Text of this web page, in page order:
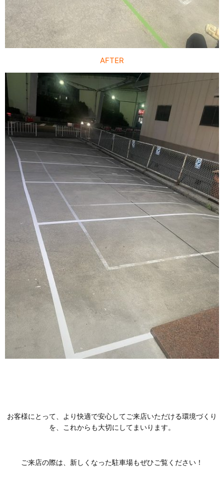
AFTER
お客様にとって、より快適で安心してご来店いただける環境づくり
を、これからも大切にしてまいります。
ご来店の際は、新しくなった駐車場もぜひご覧ください！